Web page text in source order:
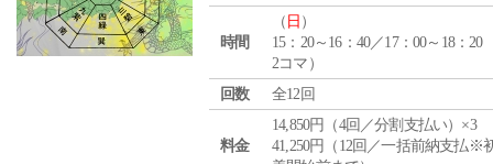
時間
（ 日 ）
15：20～16：40／17：00～18：20
2コマ）
回数
全12回
料金
14,850円（4回／分割支払い）×3
41,250円（12回／一括前納支払※